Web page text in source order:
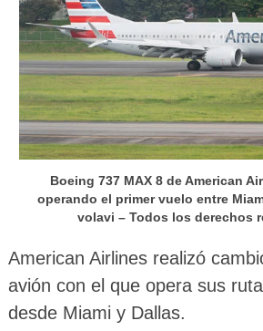
Boeing 737 MAX 8 de American
operando el primer vuelo entre
volavi – Todos los derechos
American Airlines realizó
avión con el que opera sus
desde Miami y Dallas.